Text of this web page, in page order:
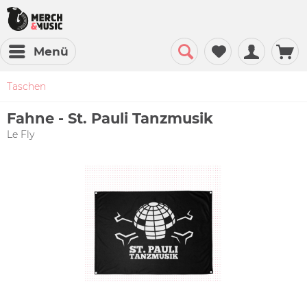
Menü
Taschen
Fahne - St. Pauli Tanzmusik
Le Fly